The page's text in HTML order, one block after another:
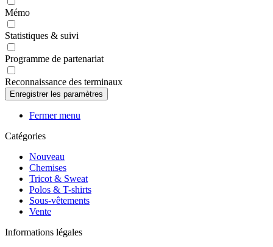
Mémo
Statistiques & suivi
Programme de partenariat
Reconnaissance des terminaux
Fermer menu
Catégories
Nouveau
Chemises
Tricot & Sweat
Polos & T-shirts
Sous-vêtements
Vente
Informations légales